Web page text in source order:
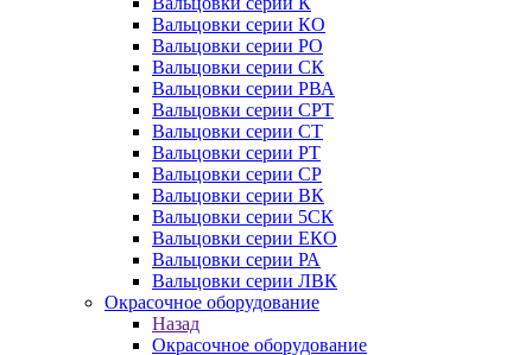
Вальцовки серии КО
Вальцовки серии РО
Вальцовки серии СК
Вальцовки серии РВА
Вальцовки серии СРТ
Вальцовки серии СТ
Вальцовки серии РТ
Вальцовки серии СР
Вальцовки серии ВК
Вальцовки серии 5СК
Вальцовки серии ЕКО
Вальцовки серии РА
Вальцовки серии ЛВК
Окрасочное оборудование
Назад
Окрасочное оборудование